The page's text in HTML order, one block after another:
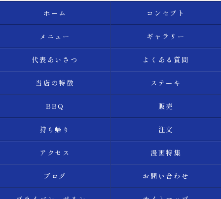
ホーム コンセプト
メニュー ギャラリー
代表あいさつ よくある質問
当店の特徴 ステーキ
BBQ 販売
持ち帰り 注文
アクセス 漫画特集
ブログ お問い合わせ